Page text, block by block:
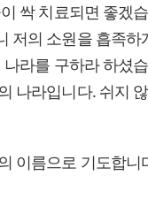
싹 치료되면 좋겠
저의 소원을 흡족하
라를 구하라 하셨
나라입니다. 쉬지
이름으로 기도합니